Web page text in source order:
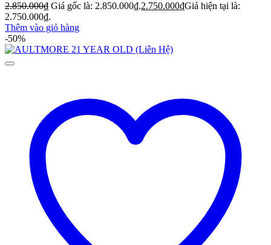
2.850.000₫ Giá gốc là: 2.850.000₫.2.750.000₫Giá hiện tại là:
2.750.000₫.
Thêm vào giỏ hàng
-50%